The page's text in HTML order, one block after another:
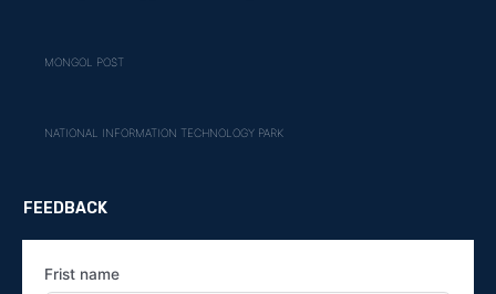
MONGOL POST
NATIONAL INFORMATION TECHNOLOGY PARK
FEEDBACK
Frist name